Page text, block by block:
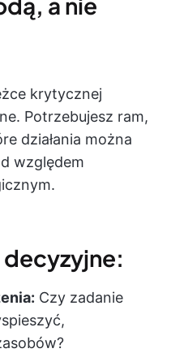
krytycznej
Potrzebujesz ram,
działania można
względem
decyzyjne:
Czy zadanie